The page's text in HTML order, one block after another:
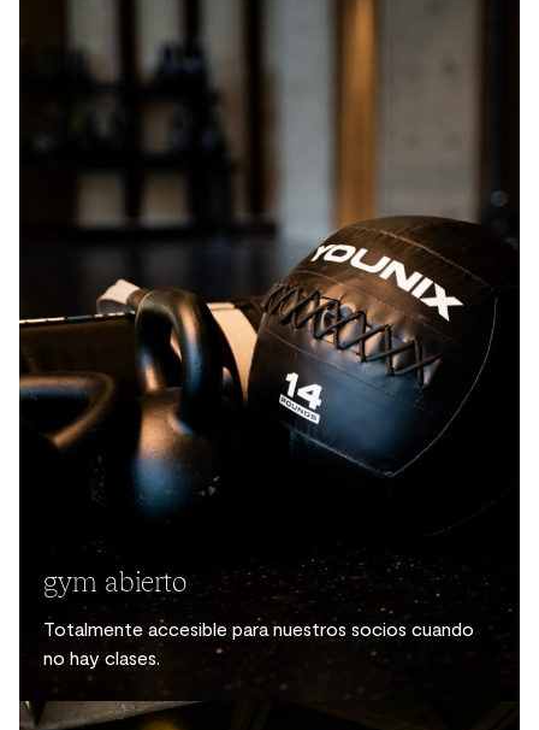
gym abierto
Totalmente accesible para nuestros socios cuando
no hay clases.